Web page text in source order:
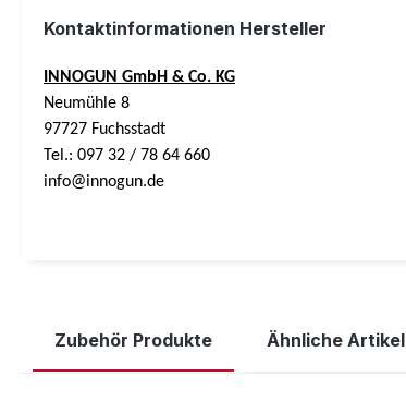
Kontaktinformationen Hersteller
INNOGUN GmbH & Co. KG
Neumühle 8
97727 Fuchsstadt
Tel.: 097 32 / 78 64 660
info@innogun.de
Zubehör Produkte Ähnliche Artikel